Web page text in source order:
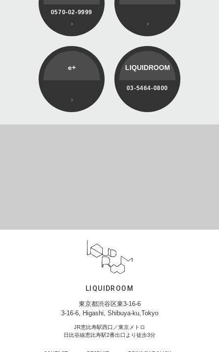
0570-02-9999
e+ LIQUIDROOM
03-5464-0800
LIQUIDROOM
東京都渋谷区東3-16-6
3-16-6, Higashi, Shibuya-ku,Tokyo
JR恵比寿駅西口／東京メトロ
日比谷線恵比寿駅2番出口より徒歩3分